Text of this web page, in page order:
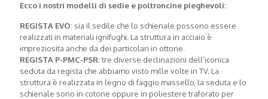
Ecco i nostri modelli di sedie e poltroncine pieghevoli:
REGISTA EVO: sia il sedile che lo schienale possono essere
realizzati in materiali ignifughi. La struttura in acciaio è
impreziosita anche da dei particolari in ottone.
REGISTA P-PMC-PSR: tre diverse declinazioni dell’iconica
seduta da regista che abbiamo visto mille volte in TV. La
struttura è realizzata in legno di faggio massello, la seduta e lo
schienale sono in cotone oppure in poliestere traforato per